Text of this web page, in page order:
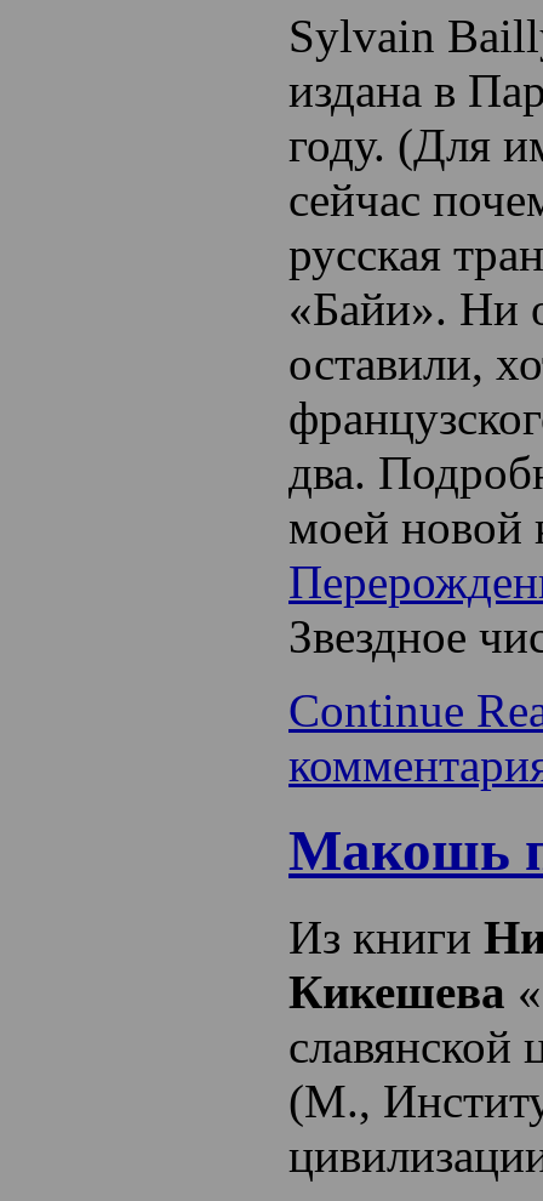
Sylvain
издана в
году. (Для
сейчас
русская
«Байи». Ни
оставили,
два.
моей новой
Звездное
Continue
Макошь
Из книги
Кикешева
славянской
(М.,